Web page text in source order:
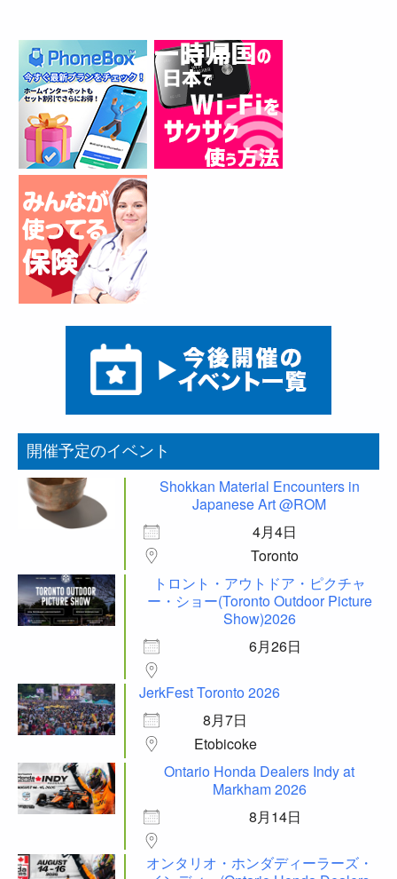
開催予定のイベント
Shokkan Material Encounters in
Japanese Art @ROM
4月4日
Toronto
トロント・アウトドア・ピクチャ
ー・ショー(Toronto Outdoor Picture
Show)2026
6月26日
JerkFest Toronto 2026
8月7日
Etobicoke
Ontario Honda Dealers Indy at
Markham 2026
8月14日
オンタリオ・ホンダディーラーズ・